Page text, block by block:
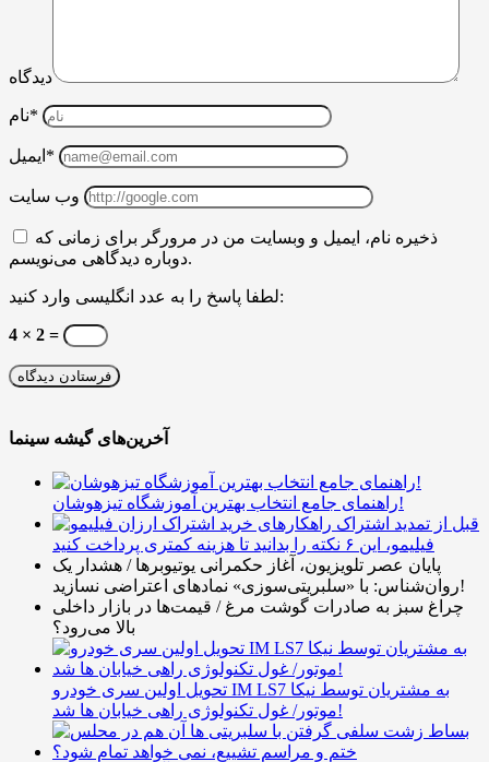
دیدگاه
نام*
ایمیل*
وب سایت
ذخیره نام، ایمیل و وبسایت من در مرورگر برای زمانی که
دوباره دیدگاهی می‌نویسم.
لطفا پاسخ را به عدد انگلیسی وارد کنید:
4 × 2 =
آخرین‌های گیشه سینما
راهنمای جامع انتخاب بهترین آموزشگاه تیزهوشان!
قبل از تمدید اشتراک
فیلیمو، این ۶ نکته را بدانید تا هزینه کمتری پرداخت کنید
پایان عصر تلویزیون، آغاز حکمرانی یوتیوبرها / هشدار یک
روان‌شناس: با «سلبریتی‌سوزی» نمادهای اعتراضی نسازید!
چراغ سبز به صادرات گوشت مرغ / قیمت‌ها در بازار داخلی
بالا می‌رود؟
تحویل اولین سری خودرو IM LS7 به مشتریان توسط نیکا
موتور/ غول تکنولوژی راهی خیابان ها شد!